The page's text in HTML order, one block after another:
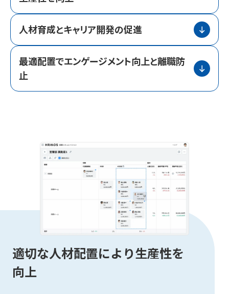
人材育成とキャリア開発の促進
最適配置でエンゲージメント向上と離職防
止
適切な人材配置により生産性を
向上